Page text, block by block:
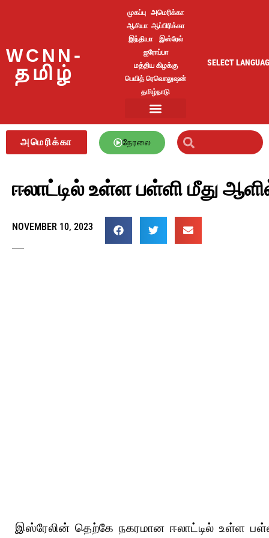
WCNN-
தமிழ்
முகப்பு அமெரிக்கா
ஆசியா ஆப்பிரிக்கா
இந்தியா
இஸ்ரேல்
ஐரோப்பா
மத்திய கிழக்கு
பெயித் ரெவொலுஷன்
தமிழ்நாடு
SELECT
அமெரிக்கா நேரலை
ஈலாட்டில் உள்ள பள்ளி மீது
NOVEMBER 10, 2023
இஸ்ரேலின் தெற்கே நகரமான ஈலாட்டில் உள்ள